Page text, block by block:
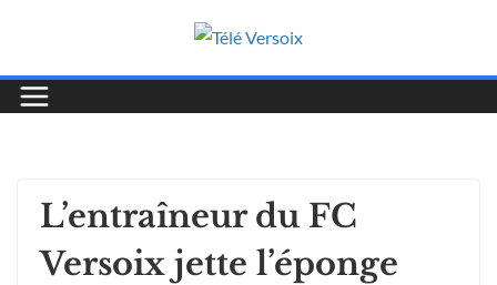
L’entraîneur du FC
Versoix jette l’éponge